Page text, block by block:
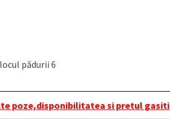
pădurii 6
poze,disponibilitatea si pretul gasiti